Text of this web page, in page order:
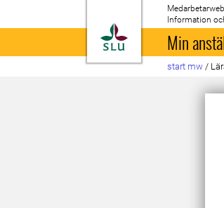
Till startsida
Information
Min
start mw /